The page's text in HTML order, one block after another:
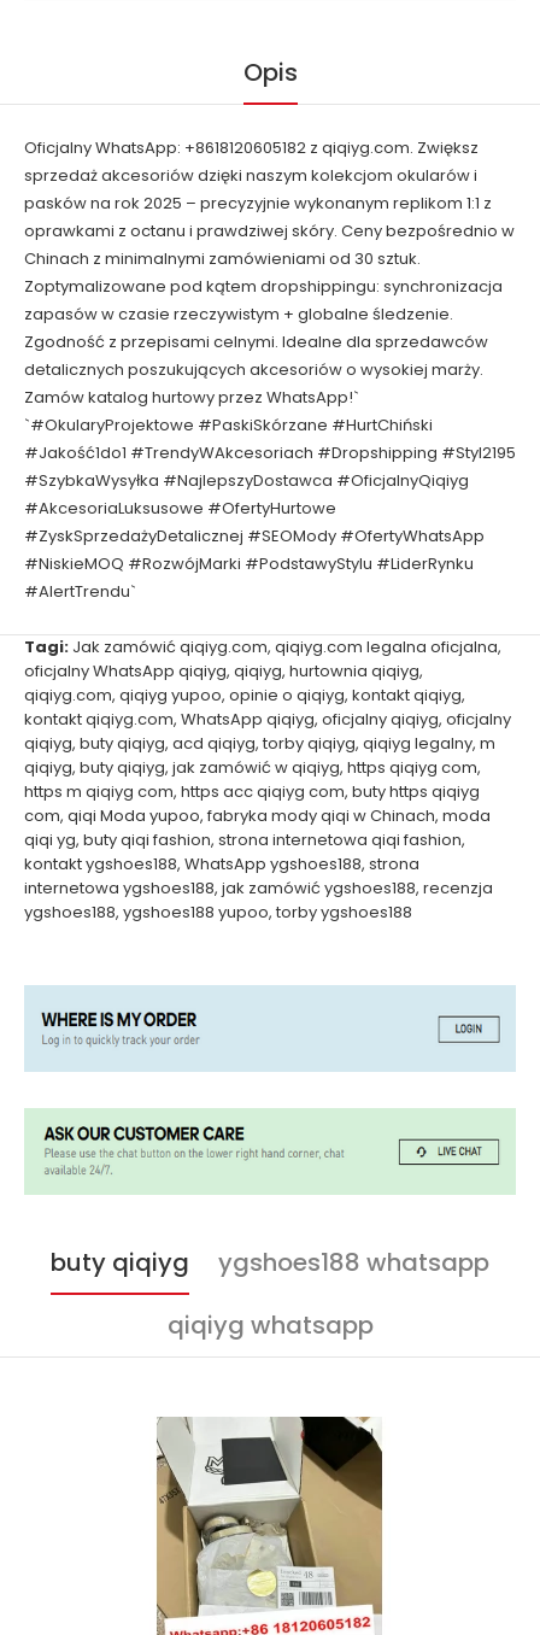
Opis
Oficjalny WhatsApp: +8618120605182 z qiqiyg.com. Zwiększ
sprzedaż akcesoriów dzięki naszym kolekcjom okularów i
pasków na rok 2025 – precyzyjnie wykonanym replikom 1:1 z
oprawkami z octanu i prawdziwej skóry. Ceny bezpośrednio w
Chinach z minimalnymi zamówieniami od 30 sztuk.
Zoptymalizowane pod kątem dropshippingu: synchronizacja
zapasów w czasie rzeczywistym + globalne śledzenie.
Zgodność z przepisami celnymi. Idealne dla sprzedawców
detalicznych poszukujących akcesoriów o wysokiej marży.
Zamów katalog hurtowy przez WhatsApp!`
`#OkularyProjektowe #PaskiSkórzane #HurtChiński
#Jakość1do1 #TrendyWAkcesoriach #Dropshipping #Styl2195
#SzybkaWysyłka #NajlepszyDostawca #OficjalnyQiqiyg
#AkcesoriaLuksusowe #OfertyHurtowe
#ZyskSprzedażyDetalicznej #SEOMody #OfertyWhatsApp
#NiskieMOQ #RozwójMarki #PodstawyStylu #LiderRynku
#AlertTrendu`
Tagi: Jak zamówić qiqiyg.com, qiqiyg.com legalna oficjalna,
oficjalny WhatsApp qiqiyg, qiqiyg, hurtownia qiqiyg,
qiqiyg.com, qiqiyg yupoo, opinie o qiqiyg, kontakt qiqiyg,
kontakt qiqiyg.com, WhatsApp qiqiyg, oficjalny qiqiyg, oficjalny
qiqiyg, buty qiqiyg, acd qiqiyg, torby qiqiyg, qiqiyg legalny, m
qiqiyg, buty qiqiyg, jak zamówić w qiqiyg, https qiqiyg com,
https m qiqiyg com, https acc qiqiyg com, buty https qiqiyg
com, qiqi Moda yupoo, fabryka mody qiqi w Chinach, moda
qiqi yg, buty qiqi fashion, strona internetowa qiqi fashion,
kontakt ygshoes188, WhatsApp ygshoes188, strona
internetowa ygshoes188, jak zamówić ygshoes188, recenzja
ygshoes188, ygshoes188 yupoo, torby ygshoes188
buty qiqiyg
ygshoes188 whatsapp
qiqiyg whatsapp